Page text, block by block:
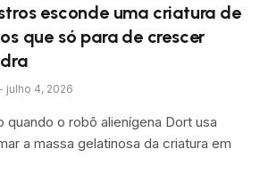
esconde uma criatura de
que só para de crescer
julho 4, 2026
quando o robô alienígena Dort usa
a massa gelatinosa da criatura em